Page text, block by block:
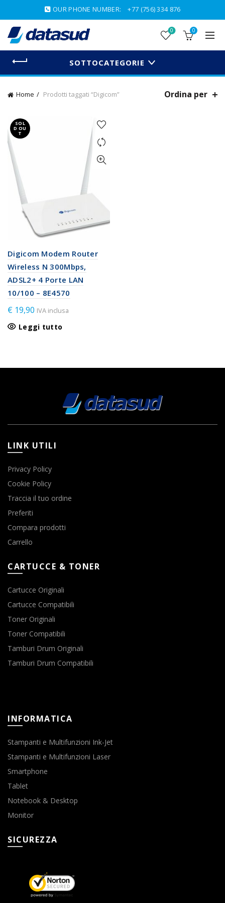
OUR PHONE NUMBER: +77 (756) 334 876
0 0
SOTTOCATEGORIE
Home Prodotti taggati “Digicom” Ordina per
SOL
D OU
T
Digicom Modem Router
Wireless N 300Mbps,
ADSL2+ 4 Porte LAN
10/100 – 8E4570
€ 19,90 IVA inclusa
Leggi tutto
LINK UTILI
Privacy Policy
Cookie Policy
Traccia il tuo ordine
Preferiti
Compara prodotti
Carrello
CARTUCCE & TONER
Cartucce Originali
Cartucce Compatibili
Toner Originali
Toner Compatibili
Tamburi Drum Originali
Tamburi Drum Compatibili
INFORMATICA
Stampanti e Multifunzioni Ink-Jet
Stampanti e Multifunzioni Laser
Smartphone
Tablet
Notebook & Desktop
Monitor
SICUREZZA